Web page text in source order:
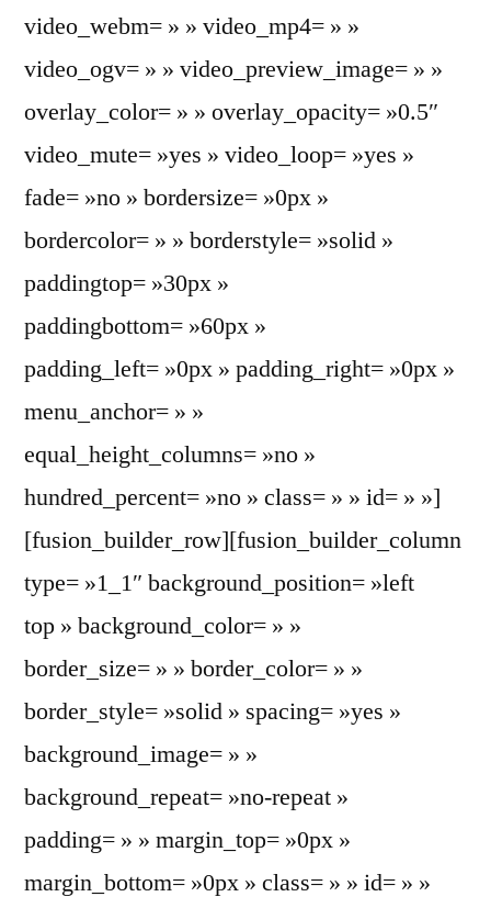
video_webm= » » video_mp4= » »
video_ogv= » » video_preview_image= » »
overlay_color= » » overlay_opacity= »0.5″
video_mute= »yes » video_loop= »yes »
fade= »no » bordersize= »0px »
bordercolor= » » borderstyle= »solid »
paddingtop= »30px »
paddingbottom= »60px »
padding_left= »0px » padding_right= »0px »
menu_anchor= » »
equal_height_columns= »no »
hundred_percent= »no » class= » » id= » »]
[fusion_builder_row][fusion_builder_column
type= »1_1″ background_position= »left
top » background_color= » »
border_size= » » border_color= » »
border_style= »solid » spacing= »yes »
background_image= » »
background_repeat= »no-repeat »
padding= » » margin_top= »0px »
margin_bottom= »0px » class= » » id= » »